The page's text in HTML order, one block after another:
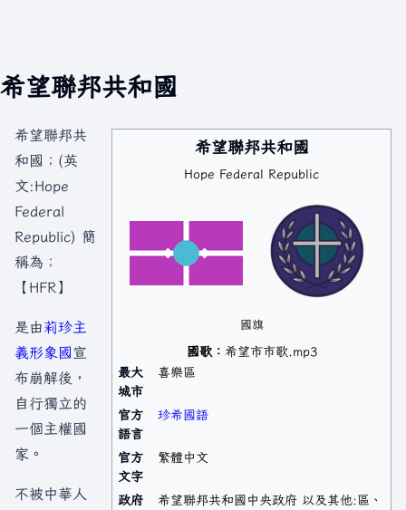
希望聯邦共和國
希望聯邦共和國
Hope Federal Republic
國旗
國歌： 希望市市歌.mp3
最大
城市
喜樂區
官方
語言
珍希國語
官方
文字
繁體中文
政府
希望聯邦共和國中央政府 以及其他:區、
希望聯邦共
和國；(英
文:Hope
Federal
Republic) 簡
稱為；
【HFR】
是由莉珍主
義形象國 宣
布崩解後，
自行獨立的
一個主權國
家。
不被中華人